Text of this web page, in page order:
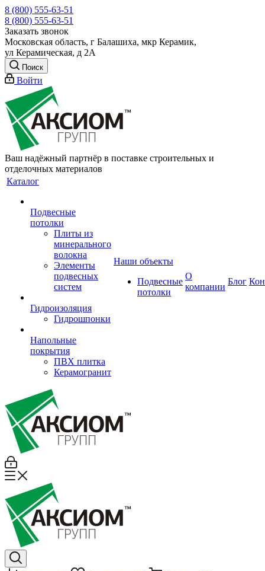
8 (800) 555-63-51
8 (800) 555-63-51
Заказать звонок
Московская область, г Балашиха, мкр Керамик,
ул Керамическая, д 2А
Поиск
Войти
Ваш надёжный партнёр в поставке строительных и
отделочных материалов
Каталог
Подвесные
потолки
Плиты из
минерального
волокна
Элементы
подвесных
систем
Гидроизоляция
Гидрошпонки
Напольные
покрытия
ПВХ плитка
Керамогранит
Наши объекты
Подвесные
потолки
О
компании
Блог